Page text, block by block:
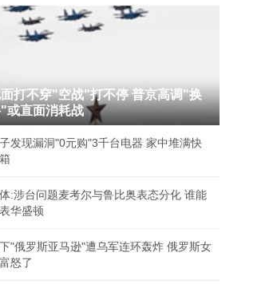
打不穿"空战"打不停 普京高调"换
或直面消耗战
发现漏洞"0元购"3千台电器 家中堆满快
:涉台问题麦考尔与鲁比奥表态分化 谁能
华盛顿
"俄罗斯亚马逊"遭乌军连环轰炸 俄罗斯女
怒了